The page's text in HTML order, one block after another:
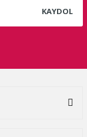
KAYDOL